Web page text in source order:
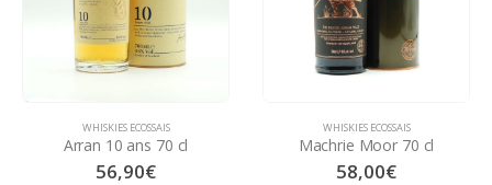
WHISKIES ECOSSAIS
Arran 10 ans 70 cl
56,90€
WHISKIES ECOSSAIS
Machrie Moor 70 cl
58,00€